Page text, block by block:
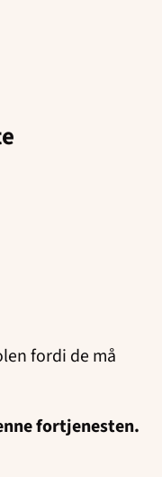
fordi de må
fortjenesten.